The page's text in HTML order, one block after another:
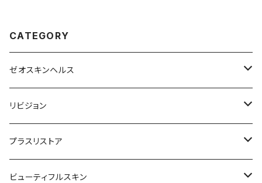
CATEGORY
ゼオスキンヘルス
洗顔料・化粧水
美容液（光老化ケア）
美容液（透明感ケア）
リビジョン
化粧水
クリーム
プラスリストア
洗顔
ビューティフルスキン